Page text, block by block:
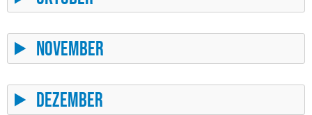
November
Dezember